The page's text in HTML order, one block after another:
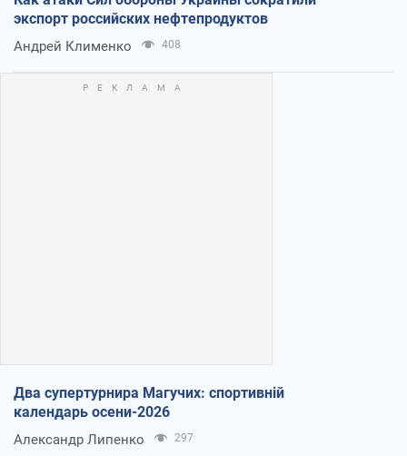
экспорт российских нефтепродуктов
Андрей Клименко 408
Два супертурнира Магучих: спортивній
календарь осени-2026
Александр Липенко 297